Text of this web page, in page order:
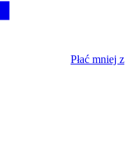
Płać mniej z